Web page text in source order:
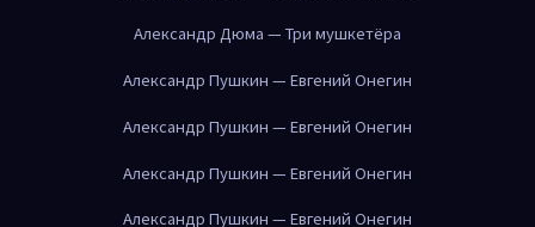
Александр Дюма — Три мушкетёра
Александр Пушкин — Евгений Онегин
Александр Пушкин — Евгений Онегин
Александр Пушкин — Евгений Онегин
Александр Пушкин — Евгений Онегин